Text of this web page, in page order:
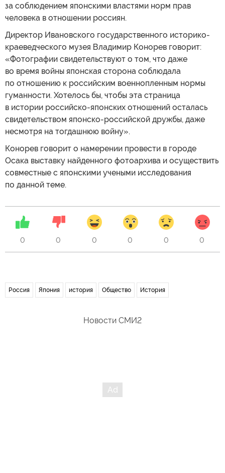
за соблюдением японскими властями норм прав
человека в отношении россиян.
Директор Ивановского государственного историко-
краеведческого музея Владимир Конорев говорит:
«Фотографии свидетельствуют о том, что даже
во время войны японская сторона соблюдала
по отношению к российским военнопленным нормы
гуманности. Хотелось бы, чтобы эта страница
в истории российско-японских отношений осталась
свидетельством японско-российской дружбы, даже
несмотря на тогдашнюю войну».
Конорев говорит о намерении провести в городе
Осака выставку найденного фотоархива и осуществить
совместные с японскими учеными исследования
по данной теме.
0 0 0 0 0 0
Россия Япония история Общество История
Новости СМИ2